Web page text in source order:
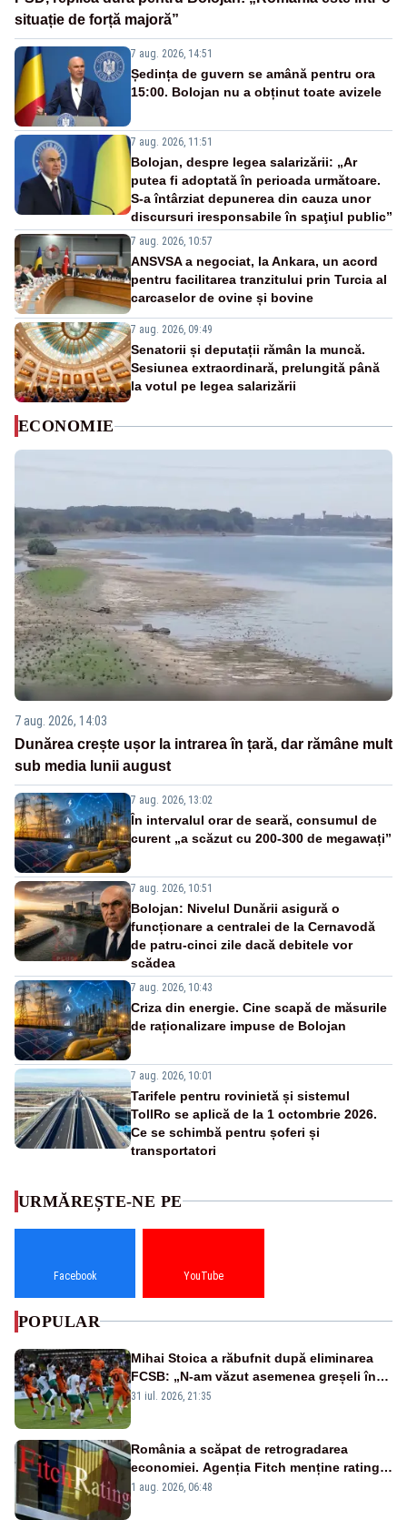
situație de forță majoră”
7 aug. 2026, 14:51
Ședința de guvern se amână pentru ora
15:00. Bolojan nu a obținut toate avizele
7 aug. 2026, 11:51
Bolojan, despre legea salarizării: „Ar
putea fi adoptată în perioada următoare.
S-a întârziat depunerea din cauza unor
discursuri iresponsabile în spaţiul public”
7 aug. 2026, 10:57
ANSVSA a negociat, la Ankara, un acord
pentru facilitarea tranzitului prin Turcia al
carcaselor de ovine și bovine
7 aug. 2026, 09:49
Senatorii și deputații rămân la muncă.
Sesiunea extraordinară, prelungită până
la votul pe legea salarizării
ECONOMIE
7 aug. 2026, 14:03
Dunărea crește ușor la intrarea în țară, dar rămâne mult
sub media lunii august
7 aug. 2026, 13:02
În intervalul orar de seară, consumul de
curent „a scăzut cu 200-300 de megawați”
7 aug. 2026, 10:51
Bolojan: Nivelul Dunării asigură o
funcționare a centralei de la Cernavodă
de patru-cinci zile dacă debitele vor
scădea
7 aug. 2026, 10:43
Criza din energie. Cine scapă de măsurile
de raționalizare impuse de Bolojan
7 aug. 2026, 10:01
Tarifele pentru rovinietă și sistemul
TollRo se aplică de la 1 octombrie 2026.
Ce se schimbă pentru șoferi și
transportatori
URMĂREȘTE-NE PE
Facebook YouTube
POPULAR
Mihai Stoica a răbufnit după eliminarea
FCSB: „N-am văzut asemenea greșeli în
190 de meciuri europene”
31 iul. 2026, 21:35
România a scăpat de retrogradarea
economiei. Agenția Fitch menține ratingul
„BBB-” cu perspectivă negativă
1 aug. 2026, 06:48